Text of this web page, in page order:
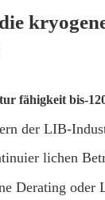
fähigkeit bis-
der LIB-
lichen
Derating oder